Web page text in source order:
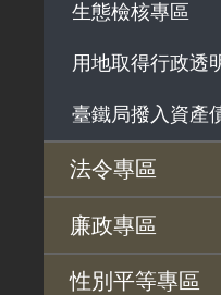
生態檢核專區
用地取得行政透
用地公告
用地法規
徵收案件資訊
臺鐵局撥入資產
法令專區
法令查詢
解釋性規定及裁
法令英譯徵集意
訴願文件下載
相關實務判解
相關網站資源
廉政專區
揭弊者保護專區
廉政訊息
利益衝突迴避園地
公務員廉政倫理
公職人員財產申
廉政檢舉管道
桃地計畫廉政平
性別平等專區